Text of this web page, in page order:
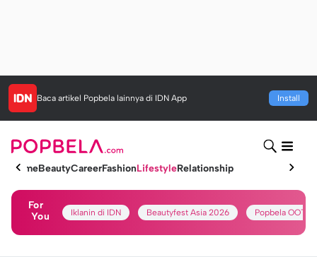
Baca artikel Popbela lainnya di IDN App Install
HomeBeautyCareerFashionLifestyleRelationship
For
You
Iklanin di IDN Beautyfest Asia 2026 Popbela OOTD